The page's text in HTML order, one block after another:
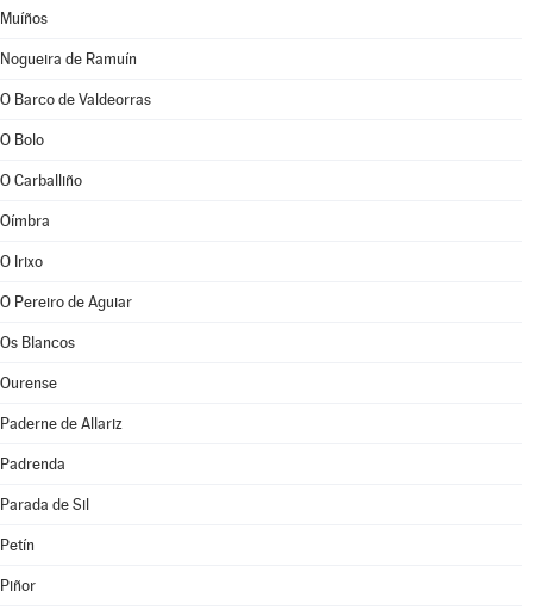
Muíños
Nogueira de Ramuín
O Barco de Valdeorras
O Bolo
O Carballiño
Oímbra
O Irixo
O Pereiro de Aguiar
Os Blancos
Ourense
Paderne de Allariz
Padrenda
Parada de Sil
Petín
Piñor